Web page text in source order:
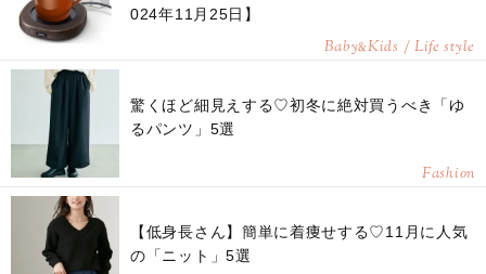
024年11月25日】
Baby&Kids / Life style
驚くほど細見えする♡初冬に絶対買うべき「ゆ
るパンツ」5選
Fashion
【低身長さん】簡単に着痩せする♡11月に人気
の「ニット」5選